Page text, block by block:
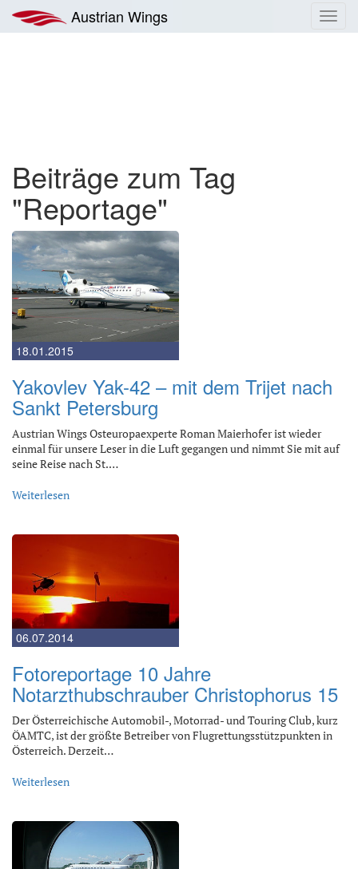
Inhalt
springen
Austrian Wings
Beiträge zum Tag
"Reportage"
18.01.2015
Yakovlev Yak-42 – mit dem Trijet nach
Sankt Petersburg
Austrian Wings Osteuropaexperte Roman Maierhofer ist wieder
einmal für unsere Leser in die Luft gegangen und nimmt Sie mit auf
seine Reise nach St.…
Weiterlesen
06.07.2014
Fotoreportage 10 Jahre
Notarzthubschrauber Christophorus 15
Der Österreichische Automobil-, Motorrad- und Touring Club, kurz
ÖAMTC, ist der größte Betreiber von Flugrettungsstützpunkten in
Österreich. Derzeit…
Weiterlesen